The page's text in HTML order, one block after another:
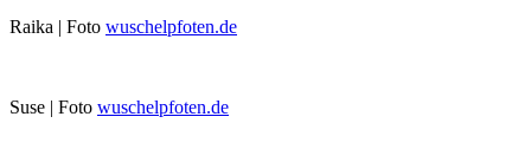
Raika | Foto wuschelpfoten.de
Suse | Foto wuschelpfoten.de